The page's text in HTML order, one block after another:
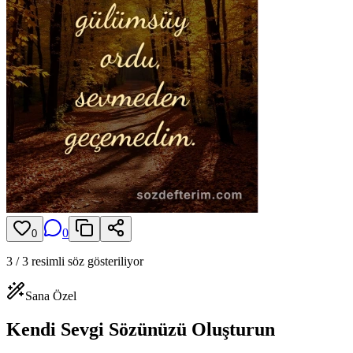
0 0
3 /3 resimli söz gösteriliyor
Sana Özel
Kendi Sevgi Sözünüzü Oluşturun